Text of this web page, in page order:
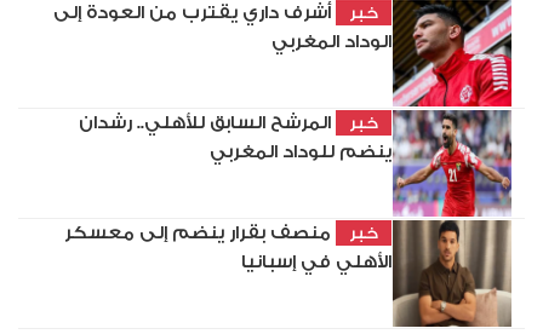
خبر
أشرف داري يقترب من العودة إلى
الوداد المغربي
خبر
المرشح السابق للأهلي.. رشدان
ينضم للوداد المغربي
خبر
منصف بقرار ينضم إلى معسكر
الأهلي في إسبانيا